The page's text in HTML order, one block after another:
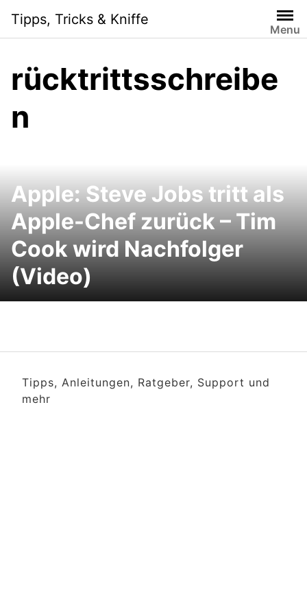
content
Tipps, Tricks & Kniffe
Menu
rücktrittsschreibe
n
Apple: Steve Jobs tritt als
Apple-Chef zurück – Tim
Cook wird Nachfolger
(Video)
Tipps, Anleitungen, Ratgeber, Support und
mehr